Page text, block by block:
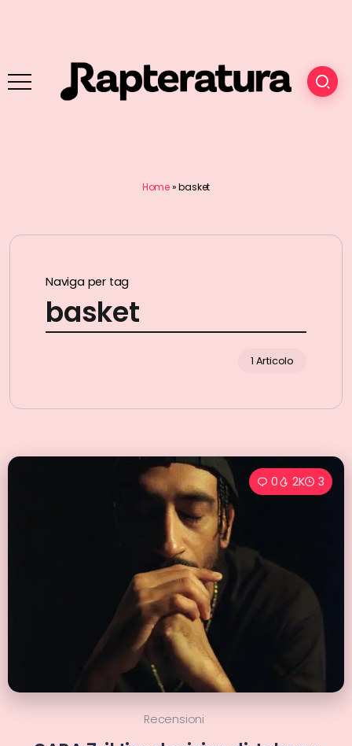
Home»basket
Naviga per tag
basket
1 Articolo
0 2K 3
Recensioni